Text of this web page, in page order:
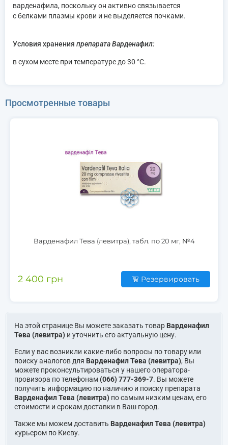
варденафила, поскольку он активно связывается
с белками плазмы крови и не выделяется почками.
Условия хранения препарата Варденафил:
в сухом месте при температуре до 30 °C.
Просмотренные товары
Варденафил Тева (левитра), табл. по 20 мг, №4
Резервировать
2 400 грн
На этой странице Вы можете заказать товар Варденафил
Тева (левитра) и уточнить его актуальную цену.
Если у вас возникли какие-либо вопросы по товару или
поиску аналогов для Варденафил Тева (левитра), Вы
можете проконсультироваться у нашего оператора-
провизора по телефонам (066) 777-369-7. Вы можете
получить информацию по наличию и поиску препарата
Варденафил Тева (левитра) по самым низким ценам, его
стоимости и срокам доставки в Ваш город.
Также мы можем доставить Варденафил Тева (левитра)
курьером по Киеву.